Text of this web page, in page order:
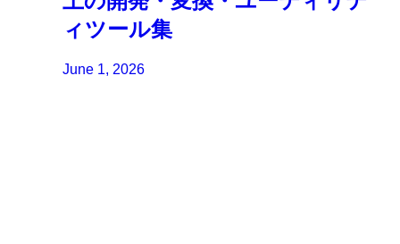
ィツール集
June 1, 2026